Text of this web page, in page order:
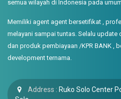
semua wilayah di Indonesia pada
Memiliki agent agent bersetifikat ,
melayani sampai tuntas. Selalu
dan produk pembiayaan /KPR BANK ,
development ternama.
Address : Ruko Solo Center